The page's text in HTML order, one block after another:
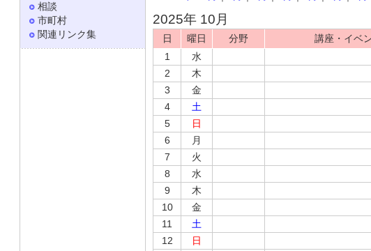
2025年 10月
日
曜日 分野 講座・イベ
1
水
2
木
3
金
4
土
5
日
6
月
7
火
8
水
9
木
10
金
11
土
12
日
相談
市町村
関連リンク集